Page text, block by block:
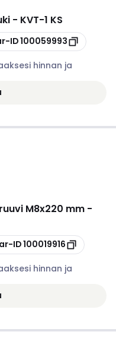
- KVT-1 KS
ID100059993
hinnan ja
M8x220 mm -
ID100019916
hinnan ja